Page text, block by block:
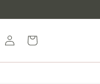
Panier